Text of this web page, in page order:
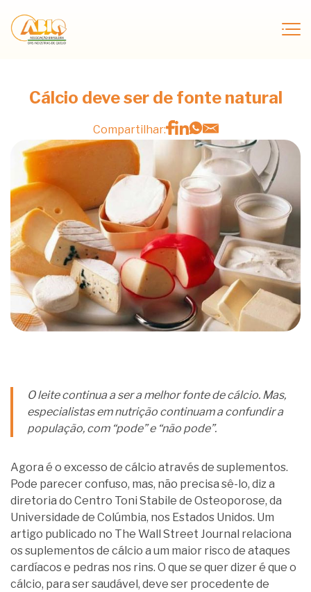
Cálcio deve ser de fonte natural
Compartilhar:
O leite continua a ser a melhor fonte de cálcio. Mas,
especialistas em nutrição continuam a confundir a
população, com “pode” e “não pode”.
Agora é o excesso de cálcio através de suplementos.
Pode parecer confuso, mas, não precisa sê-lo, diz a
diretoria do Centro Toni Stabile de Osteoporose, da
Universidade de Colúmbia, nos Estados Unidos. Um
artigo publicado no The Wall Street Journal relaciona
os suplementos de cálcio a um maior risco de ataques
cardíacos e pedras nos rins. O que se quer dizer é que o
cálcio, para ser saudável, deve ser procedente de